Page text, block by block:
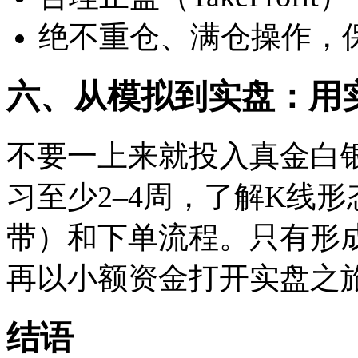
绝不重仓、满仓操作，
六、从模拟到实盘：用
不要一上来就投入真金白
习至少2–4周，了解K线
带）和下单流程。只有形
再以小额资金打开实盘之
结语